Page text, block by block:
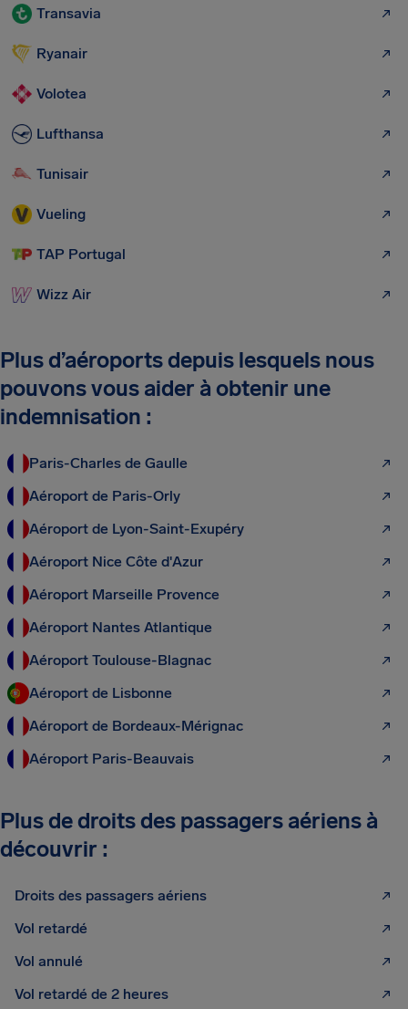
Transavia
Ryanair
Volotea
Lufthansa
Tunisair
Vueling
TAP Portugal
Wizz Air
Plus d’aéroports depuis lesquels nous
pouvons vous aider à obtenir une
indemnisation :
Paris-Charles de Gaulle
Aéroport de Paris-Orly
Aéroport de Lyon-Saint-Exupéry
Aéroport Nice Côte d'Azur
Aéroport Marseille Provence
Aéroport Nantes Atlantique
Aéroport Toulouse-Blagnac
Aéroport de Lisbonne
Aéroport de Bordeaux-Mérignac
Aéroport Paris-Beauvais
Plus de droits des passagers aériens à
découvrir :
Droits des passagers aériens
Vol retardé
Vol annulé
Vol retardé de 2 heures